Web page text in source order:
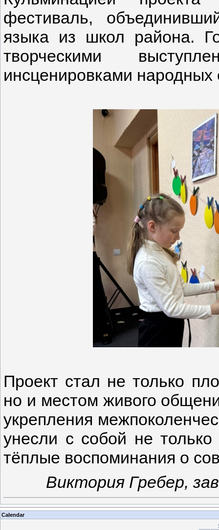
фестиваль,
языка из школ района.
творческими
инсценировками народных
Проект стал не только
но и местом живого
укрепления
унесли с собой не
тёплые воспоминания о
Виктория Гребер,
Calendar